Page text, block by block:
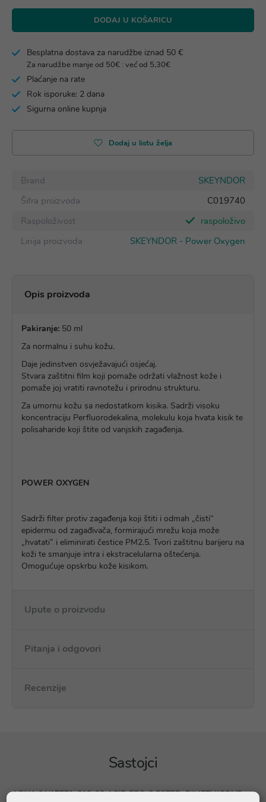
DODAJ U KOŠARICU
Besplatna dostava za narudžbe iznad 50 €
Za narudžbe manje od 50€ : već od 5,30€
Plaćanje na rate
Rok isporuke: 2 dana
Sigurna online kupnja
Dodaj u listu želja
Brand
SKEYNDOR
Šifra proizvoda
C019740
Raspoloživost
raspoloživo
Linija proizvoda
SKEYNDOR - Power Oxygen
Opis proizvoda
Pakiranje: 50 ml
Za normalnu i suhu kožu.
Daje jedinstven osvježavajući osjećaj.
Stvara zaštitni film koji pomaže održati vlažnost kože i
pomaže joj vratiti ravnotežu i prirodnu strukturu.
Za umornu kožu sa nedostatkom kisika. Sadrži visoku
koncentraciju Perfluorodekalina, molekulu koja hvata kisik te
polisaharide koji štite od vanjskih zagađenja.
POWER OXYGEN
Sadrži filter protiv zagađenja koji štiti i odmah „čisti“
epidermu od zagađivača, formirajući mrežu koja može
„hvatati” i eliminirati čestice PM2.5. Tvori zaštitnu barijeru na
koži te smanjuje intra i ekstracelularna oštećenja.
Omogućuje opskrbu kože kisikom.
Upute o proizvodu
Pitanja i odgovori
Recenzije
Sastojci
AQUA [WATER], C12-20 ACID PEG-8 ESTER, DIMETHICONE,